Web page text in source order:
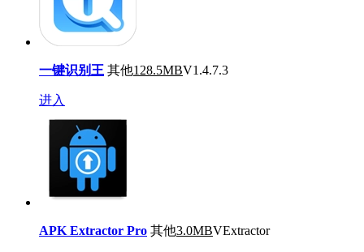
一键识别王 其他128.5MBV1.4.7.3
进入
APK Extractor Pro 其他3.0MBVExtractor